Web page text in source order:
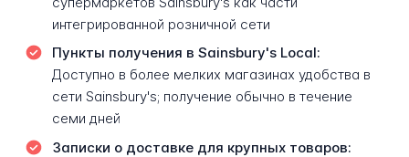
интегрированной розничной сети
Пункты получения в Sainsbury's Local:
Доступно в более мелких магазинах удобства в
сети Sainsbury's; получение обычно в течение
семи дней
Записки о доставке для крупных товаров: